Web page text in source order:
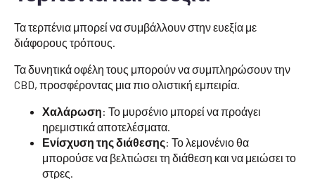
Τα τερπένια μπορεί να συμβάλλουν στην ευεξία με
διάφορους τρόπους.
Τα δυνητικά οφέλη τους μπορούν να συμπληρώσουν την
CBD, προσφέροντας μια πιο ολιστική εμπειρία.
Χαλάρωση: Το μυρσένιο μπορεί να προάγει
ηρεμιστικά αποτελέσματα.
Ενίσχυση της διάθεσης: Το λεμονένιο θα
μπορούσε να βελτιώσει τη διάθεση και να μειώσει το
στρες.